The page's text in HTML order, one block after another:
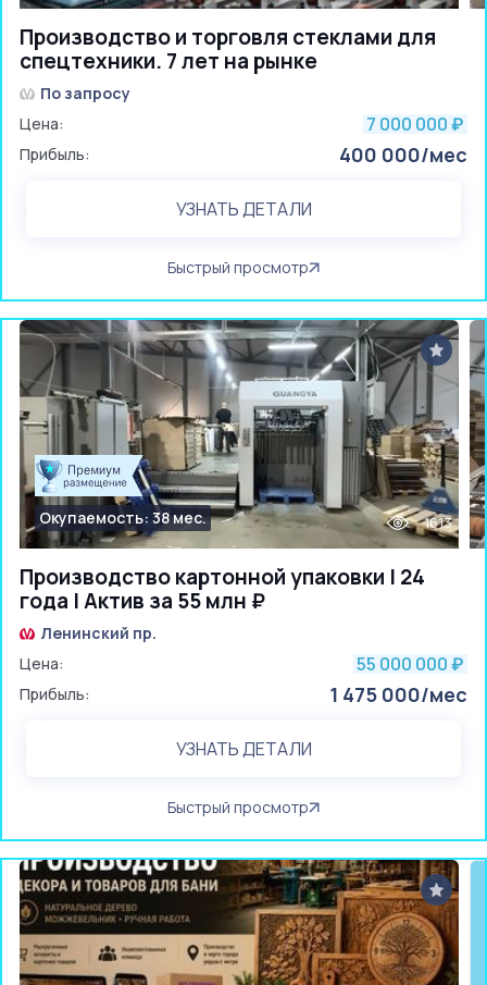
Производство и торговля стеклами для
спецтехники. 7 лет на рынке
По запросу
Цена:
7 000 000 ₽
Прибыль: 400 000/мес
УЗНАТЬ ДЕТАЛИ
Быстрый просмотр
Производство картонной упаковки | 24
года | Актив за 55 млн ₽
Окупаемость: 38 мес. 1613
Ленинский пр.
Цена:
55 000 000 ₽
Прибыль: 1 475 000/мес
УЗНАТЬ ДЕТАЛИ
Быстрый просмотр